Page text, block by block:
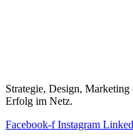
Strategie, Design,
Erfolg im Netz.
Facebook-f Instagram